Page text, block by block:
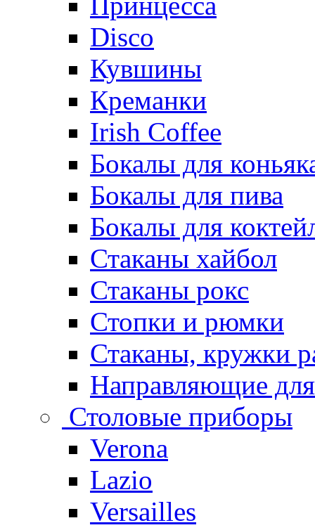
Disco
Кувшины
Креманки
Irish Coffee
Бокалы для
Бокалы для пива
Бокалы для
Стаканы хайбол
Стаканы рокс
Стопки и рюмки
Стаканы, кружки
Направляющие
Столовые приборы
Verona
Lazio
Versailles